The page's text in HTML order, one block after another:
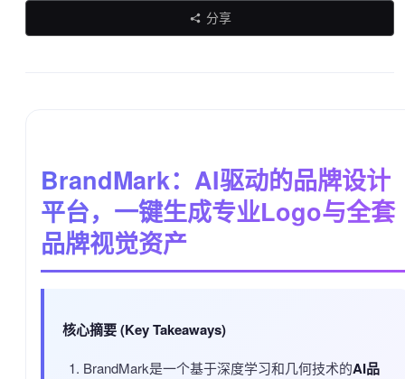
分享
BrandMark：AI驱动的品牌设计
平台，一键生成专业Logo与全套
品牌视觉资产
核心摘要 (Key Takeaways)
BrandMark是一个基于深度学习和几何技术的AI品